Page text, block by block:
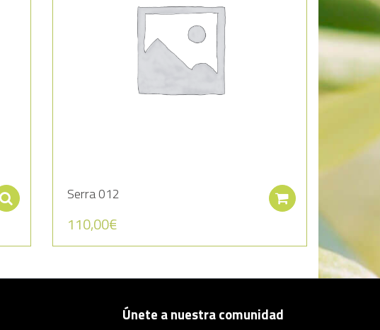
Sélectionnez les options
Serra 012
110,00€
Únete a nuestra comunidad